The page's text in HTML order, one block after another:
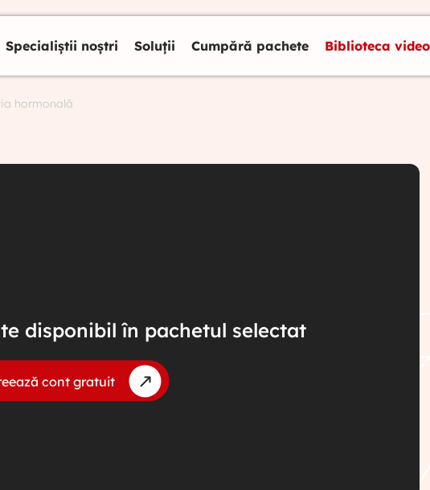
Specialiștii noștri Soluții Cumpără pachete Biblioteca video
hormonală
disponibil în pachetul selectat
cont gratuit